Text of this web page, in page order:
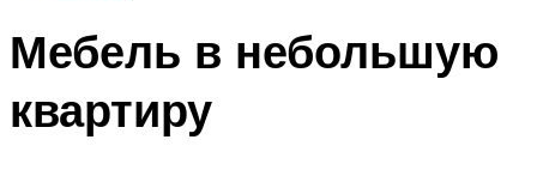
Мебель в небольшую
квартиру